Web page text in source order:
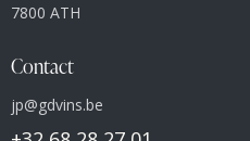
7800 ATH
Contact
jp@gdvins.be